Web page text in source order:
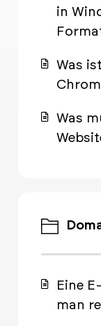
in
Was
Was
Eine
man